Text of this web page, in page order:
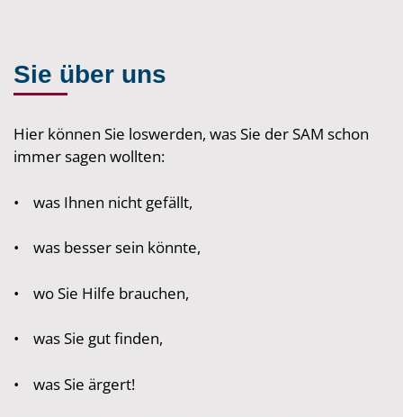
Sie über uns
Hier können Sie loswerden, was Sie der SAM schon
immer sagen wollten:
• was Ihnen nicht gefällt,
• was besser sein könnte,
• wo Sie Hilfe brauchen,
• was Sie gut finden,
• was Sie ärgert!